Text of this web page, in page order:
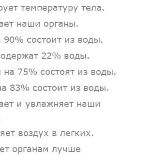
температуру тела.
наши органы.
90% состоит из воды.
22% воды.
75% состоят из воды.
83% состоит из воды.
и увлажняет наши
воздух в легких.
органам лучше